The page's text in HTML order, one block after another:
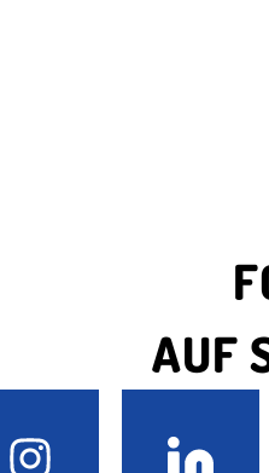
AUF